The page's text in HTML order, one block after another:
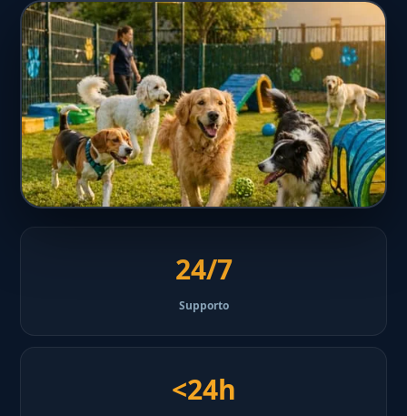
24/7
Supporto
<24h